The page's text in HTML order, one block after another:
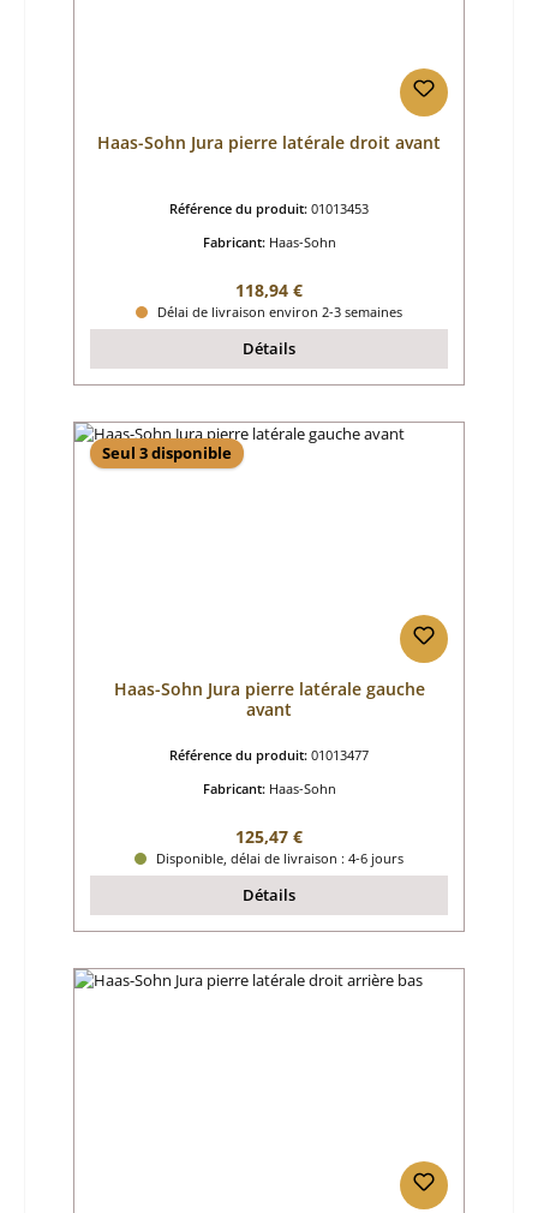
Haas-Sohn Jura pierre latérale droit avant
Référence du produit: 01013453
Fabricant: Haas-Sohn
Prix régulier :
118,94 €
Délai de livraison environ 2-3 semaines
Détails
Seul 3 disponible
Haas-Sohn Jura pierre latérale gauche
avant
Référence du produit: 01013477
Fabricant: Haas-Sohn
Prix régulier :
125,47 €
Disponible, délai de livraison : 4-6 jours
Détails